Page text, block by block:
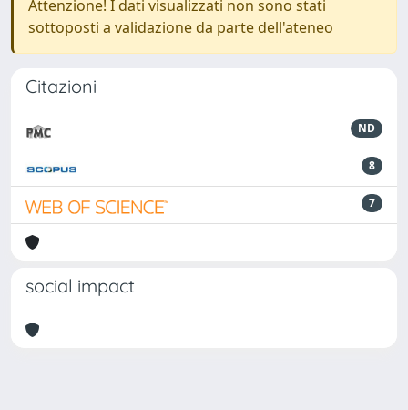
Attenzione! I dati visualizzati non sono stati
sottoposti a validazione da parte dell'ateneo
Citazioni
ND
8
7
social impact